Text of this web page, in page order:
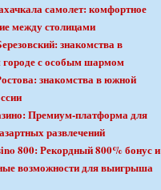
самолет: комфортное
между столицами
знакомства в
городе с особым шармом
знакомства в южной
Премиум-платформа для
развлечений
800: Рекордный 800% бонус и
возможности для выигрыша